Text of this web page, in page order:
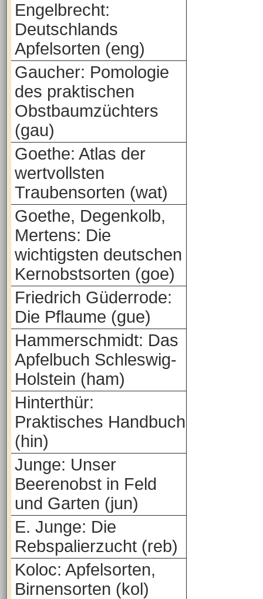
Engelbrecht:
Deutschlands
Apfelsorten (eng)
Gaucher: Pomologie
des praktischen
Obstbaumzüchters
(gau)
Goethe: Atlas der
wertvollsten
Traubensorten (wat)
Goethe, Degenkolb,
Mertens: Die
wichtigsten deutschen
Kernobstsorten (goe)
Friedrich Güderrode:
Die Pflaume (gue)
Hammerschmidt: Das
Apfelbuch Schleswig-
Holstein (ham)
Hinterthür:
Praktisches Handbuch
(hin)
Junge: Unser
Beerenobst in Feld
und Garten (jun)
E. Junge: Die
Rebspalierzucht (reb)
Koloc: Apfelsorten,
Birnensorten (kol)